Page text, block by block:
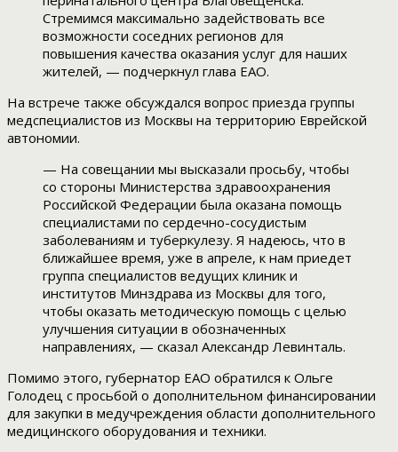
Стремимся максимально задействовать все
возможности соседних регионов для
повышения качества оказания услуг для наших
жителей, — подчеркнул глава ЕАО.
На встрече также обсуждался вопрос приезда группы
медспециалистов из Москвы на территорию Еврейской
автономии.
— На совещании мы высказали просьбу, чтобы
со стороны Министерства здравоохранения
Российской Федерации была оказана помощь
специалистами по сердечно-сосудистым
заболеваниям и туберкулезу. Я надеюсь, что в
ближайшее время, уже в апреле, к нам приедет
группа специалистов ведущих клиник и
институтов Минздрава из Москвы для того,
чтобы оказать методическую помощь с целью
улучшения ситуации в обозначенных
направлениях, — сказал Александр Левинталь.
Помимо этого, губернатор ЕАО обратился к Ольге
Голодец с просьбой о дополнительном финансировании
для закупки в медучреждения области дополнительного
медицинского оборудования и техники.